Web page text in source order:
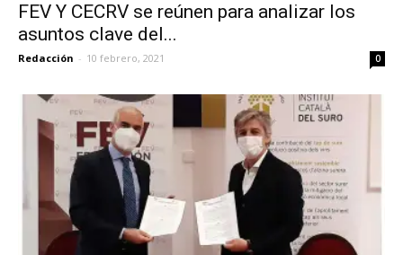
FEV Y CECRV se reúnen para analizar los
asuntos clave del...
Redacción - 10 febrero, 2021 0